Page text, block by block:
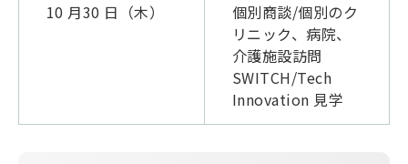
10 月30 日（木）
個別商談/個別のク
リニック、病院、
介護施設訪問
SWITCH/Tech
Innovation 見学